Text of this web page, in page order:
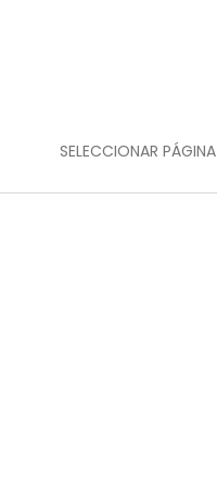
SELECCIONAR PÁGINA